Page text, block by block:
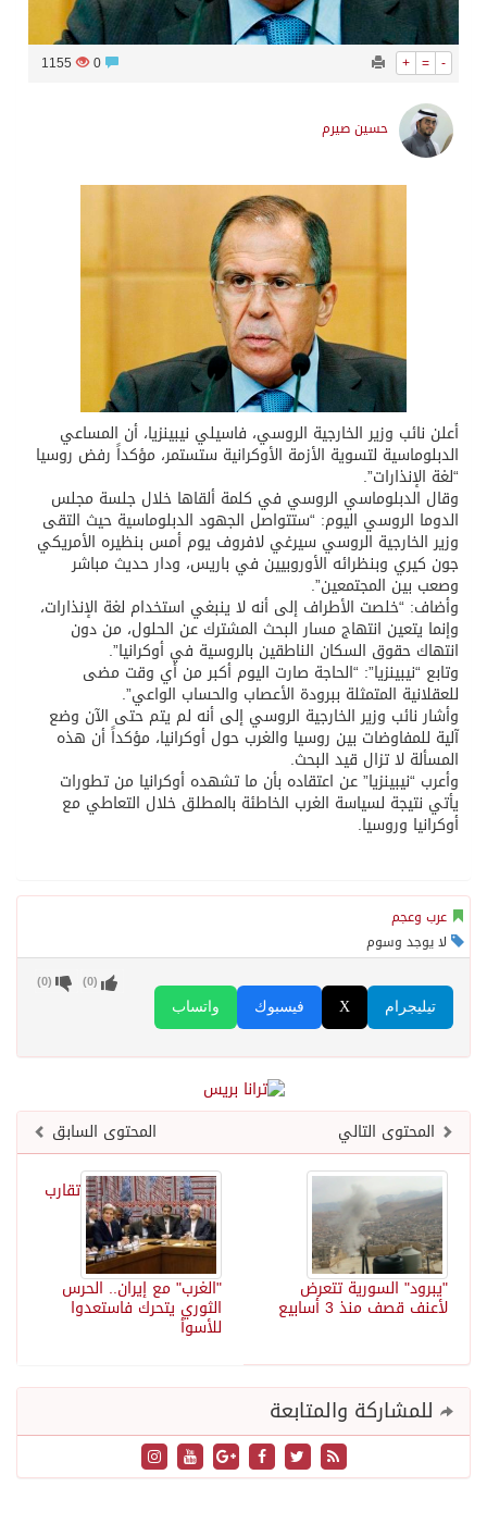
+ = -
1155
حسين صيرم
أعلن نائب وزير الخارجية الروسي، فاسيلي نيبينزيا، أن المساعي
الدبلوماسية لتسوية الأزمة الأوكرانية ستستمر، مؤكداً رفض روسيا
“لغة الإنذارات”.
وقال الدبلوماسي الروسي في كلمة ألقاها خلال جلسة مجلس
الدوما الروسي اليوم: “ستتواصل الجهود الدبلوماسية حيث التقى
وزير الخارجية الروسي سيرغي لافروف يوم أمس بنظيره الأمريكي
جون كيري وبنظرائه الأوروبيين في باريس، ودار حديث مباشر
وصعب بين المجتمعين”.
وأضاف: “خلصت الأطراف إلى أنه لا ينبغي استخدام لغة الإنذارات،
وإنما يتعين انتهاج مسار البحث المشترك عن الحلول، من دون
انتهاك حقوق السكان الناطقين بالروسية في أوكرانيا”.
وتابع “نيبينزيا”: “الحاجة صارت اليوم أكبر من أي وقت مضى
للعقلانية المتمثلة ببرودة الأعصاب والحساب الواعي”.
وأشار نائب وزير الخارجية الروسي إلى أنه لم يتم حتى الآن وضع
آلية للمفاوضات بين روسيا والغرب حول أوكرانيا، مؤكداً أن هذه
المسألة لا تزال قيد البحث.
وأعرب “نيبينزيا” عن اعتقاده بأن ما تشهده أوكرانيا من تطورات
يأتي نتيجة لسياسة الغرب الخاطئة بالمطلق خلال التعاطي مع
أوكرانيا وروسيا.
عرب وعجم
لا يوجد وسوم
واتساب فيسبوك X تيليجرام
(
0
) (
0
)
المحتوى السابق
المحتوى التالي
تقارب
"الغرب" مع إيران.. الحرس
الثوري يتحرك فاستعدوا
للأسوأ
"يبرود" السورية تتعرض
لأعنف قصف منذ 3 أسابيع
للمشاركة والمتابعة